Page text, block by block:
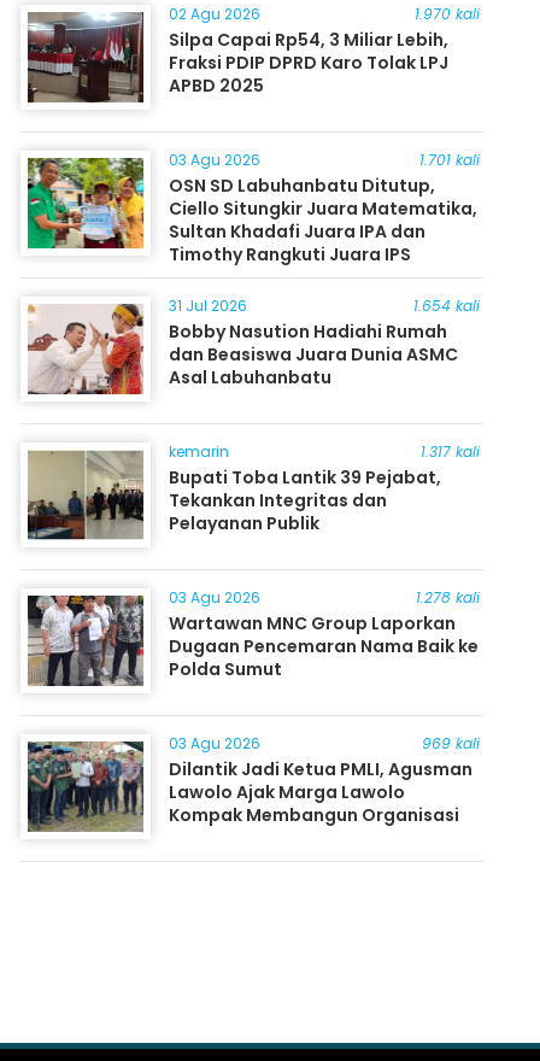
02 Agu 2026 1.970 kali
Silpa Capai Rp54, 3 Miliar Lebih,
Fraksi PDIP DPRD Karo Tolak LPJ
APBD 2025
03 Agu 2026 1.701 kali
OSN SD Labuhanbatu Ditutup,
Ciello Situngkir Juara Matematika,
Sultan Khadafi Juara IPA dan
Timothy Rangkuti Juara IPS
31 Jul 2026 1.654 kali
Bobby Nasution Hadiahi Rumah
dan Beasiswa Juara Dunia ASMC
Asal Labuhanbatu
kemarin 1.317 kali
Bupati Toba Lantik 39 Pejabat,
Tekankan Integritas dan
Pelayanan Publik
03 Agu 2026 1.278 kali
Wartawan MNC Group Laporkan
Dugaan Pencemaran Nama Baik ke
Polda Sumut
03 Agu 2026 969 kali
Dilantik Jadi Ketua PMLI, Agusman
Lawolo Ajak Marga Lawolo
Kompak Membangun Organisasi